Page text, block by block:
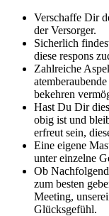
Verschaffe Dir
der Versorger.
Sicherlich
diese respons
Zahlreiche
bekehren
Hast Du Dir
obig ist und
erfreut sein,
Eine eigene
unter einzelne
Ob
zum besten
Meeting,
Glücksgefühl.